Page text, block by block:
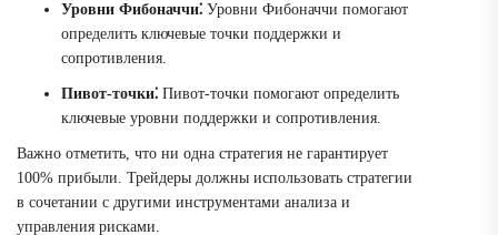
Уровни Фибоначчи⁚ Уровни Фибоначчи помогают
определить ключевые точки поддержки и
сопротивления.
Пивот-точки⁚ Пивот-точки помогают определить
ключевые уровни поддержки и сопротивления.
Важно отметить, что ни одна стратегия не гарантирует
100% прибыли. Трейдеры должны использовать стратегии
в сочетании с другими инструментами анализа и
управления рисками.